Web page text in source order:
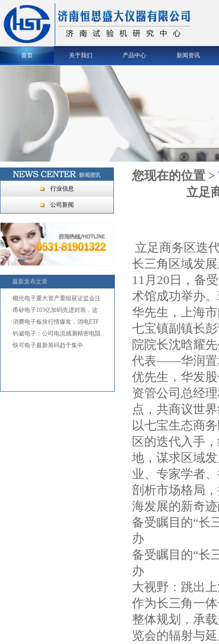
首页 关于我们 产品中心 新闻资讯
行业信息
公司新闻
最新发布文章
·概伦电子重大资产重组获证监会注
·甬矽电子103亿加码先进封装，这
·消费电子板块行情爆发，消电ETF
·钧崴电子：公司电流感测精密电阻
·快可电子最新筹码趋于集中
您现在的位置 >
立足
立足商务区迭
长三角区域发
11月20日，备
术馆成功举办
华先生，上海
七宝镇副镇长
院院长沈晗耀
代表——华润置
优先生，华发
资管公司总经
点，共商议世
以七宝生态商
区的迭代入手
地，谋求区域
业、专家学者
剖析市场格局
海发展的新奇
备受瞩目的“长
办
备受瞩目的“长
办
大视野：跳出
作为长三角一
整体规划，承
览会的辐射与